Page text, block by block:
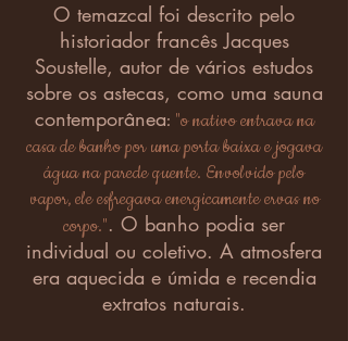
O temazcal foi descrito pelo
historiador francêsJacques
Soustelle, autor de vários estudos
sobre os astecas, como uma sauna
contemporânea: "o nativo entrava na
casa de banho por uma porta baixa e jogava
água na parede quente. Envolvido pelo
vapor, ele esfregava energicamente ervas no
corpo.". O banho podia ser
individual ou coletivo. A atmosfera
era aquecida e úmida e recendia
extratos naturais.